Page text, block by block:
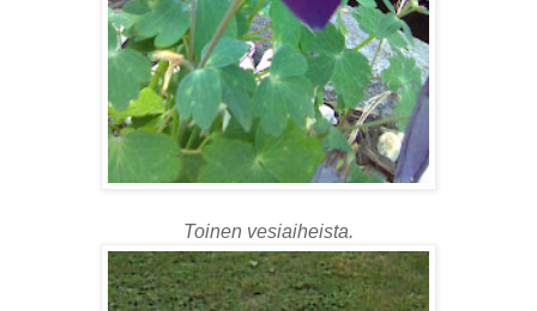
Toinen vesiaiheista.